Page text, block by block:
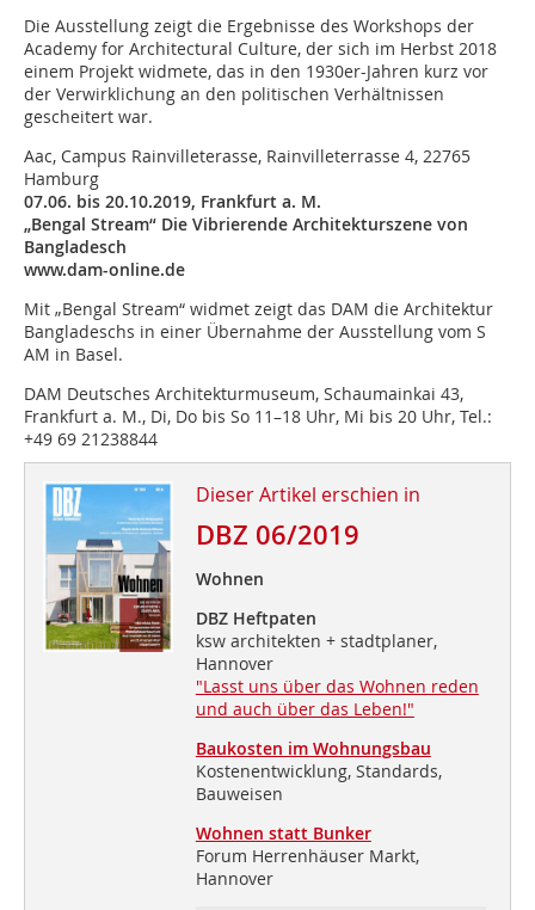
Die Ausstellung zeigt die Ergebnisse des Workshops der
Academy for Architectural Culture, der sich im Herbst 2018
einem Projekt widmete, das in den 1930er-Jahren kurz vor
der Verwirklichung an den politischen Verhältnissen
gescheitert war.
Aac, Campus Rainvilleterasse, Rainvilleterrasse 4, 22765
Hamburg
07.06. bis 20.10.2019, Frankfurt a. M.
„Bengal Stream“ Die Vibrierende Architekturszene von
Bangladesch
www.dam-online.de
Mit „Bengal Stream“ widmet zeigt das DAM die Architektur
Bangladeschs in einer Übernahme der Ausstellung vom S
AM in Basel.
DAM Deutsches Architekturmuseum, Schaumainkai 43,
Frankfurt a. M., Di, Do bis So 11–18 Uhr, Mi bis 20 Uhr, Tel.:
+49 69 21238844
Dieser Artikel erschien in
DBZ 06/2019
Wohnen
DBZ Heftpaten
ksw architekten + stadtplaner,
Hannover
"Lasst uns über das Wohnen reden
und auch über das Leben!"
Baukosten im Wohnungsbau
Kostenentwicklung, Standards,
Bauweisen
Wohnen statt Bunker
Forum Herrenhäuser Markt,
Hannover